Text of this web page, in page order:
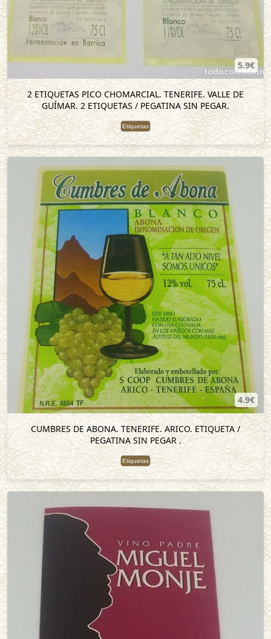
5.9€
2 ETIQUETAS PICO CHOMARCIAL. TENERIFE. VALLE DE
GUÍMAR. 2 ETIQUETAS / PEGATINA SIN PEGAR.
Etiquetas
4.9€
CUMBRES DE ABONA. TENERIFE. ARICO. ETIQUETA /
PEGATINA SIN PEGAR .
Etiquetas